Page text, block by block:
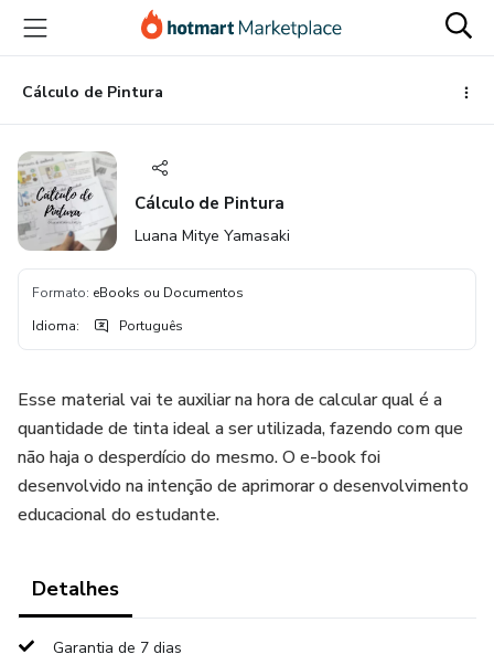
para
conteúdo
principal
para
pagamento
para
rodapé
Cálculo de Pintura
Cálculo de Pintura
Luana Mitye Yamasaki
Formato: eBooks ou Documentos
Idioma: Português
Esse material vai te auxiliar na hora de calcular qual é a
quantidade de tinta ideal a ser utilizada, fazendo com que
não haja o desperdício do mesmo. O e-book foi
desenvolvido na intenção de aprimorar o desenvolvimento
educacional do estudante.
Detalhes
Garantia de 7 dias